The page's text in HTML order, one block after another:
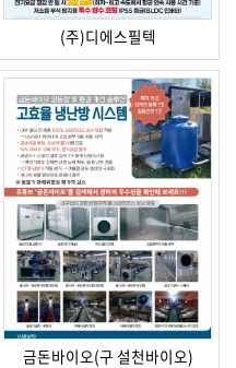
(주)디에스필텍
금돈바이오(구 설천바이오)